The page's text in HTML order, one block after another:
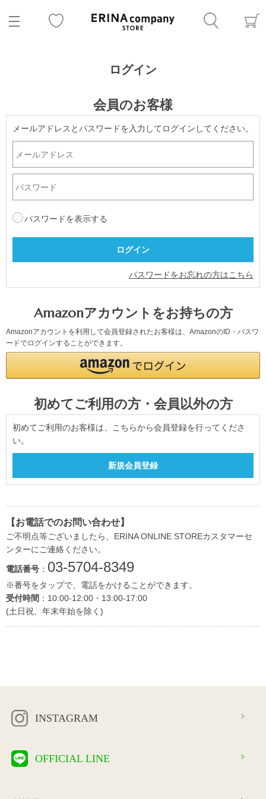
ログイン
会員のお客様
メールアドレスとパスワードを入力してログインしてください。
パスワードを表示する
パスワードをお忘れの方はこちら
Amazonアカウントをお持ちの方
Amazonアカウントを利用して会員登録されたお客様は、AmazonのID・パスワ
ードでログインすることができます。
初めてご利用の方・会員以外の方
初めてご利用のお客様は、こちらから会員登録を行ってくださ
い。
【お電話でのお問い合わせ】
ご不明点等ございましたら、ERINA ONLINE STOREカスタマーセ
ンターにご連絡ください。
電話番号 ： 03-5704-8349
※番号をタップで、電話をかけることができます。
受付時間 ：10:00-12:00・13:00-17:00
(土日祝、年末年始を除く)
INSTAGRAM
OFFICIAL LINE